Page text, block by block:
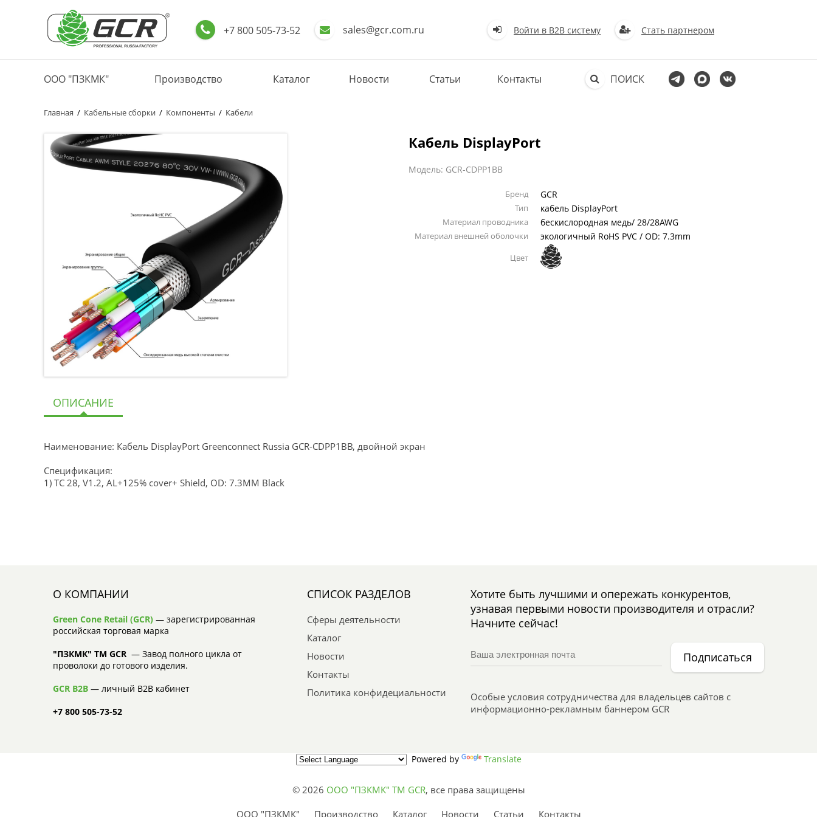
+7 800 505-73-52 sales@gcr.com.ru Войти в В2В систему Стать партнером
ООО "ПЗКМК" Производство Каталог Новости Статьи Контакты ПОИСК
Главная / Кабельные сборки / Компоненты / Кабели
Кабель DisplayPort
Модель: GCR-CDPP1BB
Бренд GCR
Тип кабель DisplayPort
Материал проводника бескислородная медь/ 28/28AWG
Материал внешней оболочки экологичный RoHS PVC / OD: 7.3mm
Цвет
ОПИСАНИЕ
Наименование: Кабель DisplayPort Greenconnect Russia GCR-CDPP1BB, двойной экран
Спецификация:
1) TC 28, V1.2, AL+125% cover+ Shield, OD: 7.3MM Black
О КОМПАНИИ
Green Cone Retail (GCR) — зарегистрированная
российская торговая марка
"ПЗКМК" TM GCR — Завод полного цикла от
проволоки до готового изделия.
GCR B2B — личный B2B кабинет
+7 800 505-73-52
СПИСОК РАЗДЕЛОВ
Сферы деятельности
Каталог
Новости
Контакты
Политика конфидециальности
Хотите быть лучшими и опережать конкурентов,
узнавая первыми новости производителя и отрасли?
Начните сейчас!
Подписаться
Особые условия сотрудничества для владельцев сайтов с
информационно-рекламным баннером GCR
Powered by Translate
© 2026 ООО "ПЗКМК" TM GCR, все права защищены
ООО "ПЗКМК"
Производство Каталог Новости Статьи Контакты